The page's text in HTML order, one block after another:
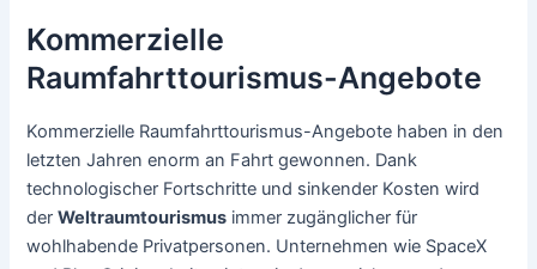
Kommerzielle
Raumfahrttourismus-Angebote
Kommerzielle Raumfahrttourismus-Angebote haben in den
letzten Jahren enorm an Fahrt gewonnen. Dank
technologischer Fortschritte und sinkender Kosten wird
derWeltraumtourismus immer zugänglicher für
wohlhabende Privatpersonen. Unternehmen wie SpaceX